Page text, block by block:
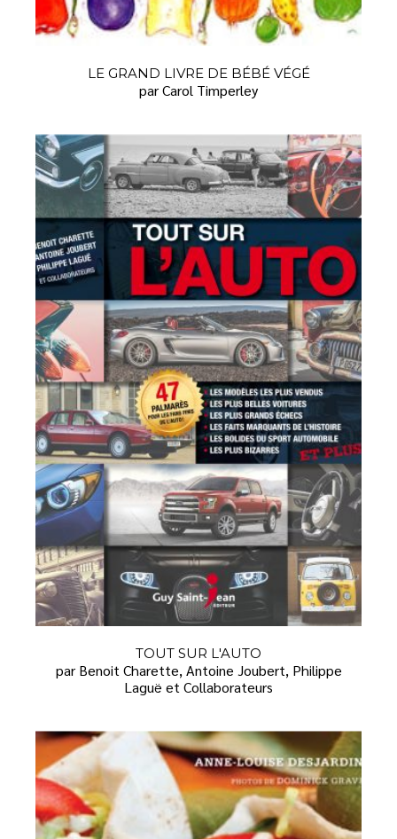
LE GRAND LIVRE DE BÉBÉ VÉGÉ
par Carol Timperley
TOUT SUR L'AUTO
par Benoit Charette, Antoine Joubert, Philippe
Laguë et Collaborateurs